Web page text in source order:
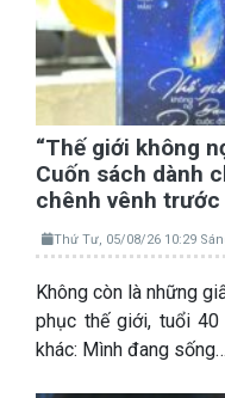
“Thế giới không
Cuốn sách dành
chênh vênh
Thứ Tư, 05/08/26 10:29
Không còn là những
phục thế giới, tuổi
khác: Mình đang sống…